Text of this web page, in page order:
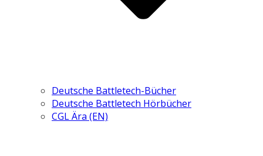
Deutsche Battletech-Bücher
Deutsche Battletech Hörbücher
CGL Ära (EN)